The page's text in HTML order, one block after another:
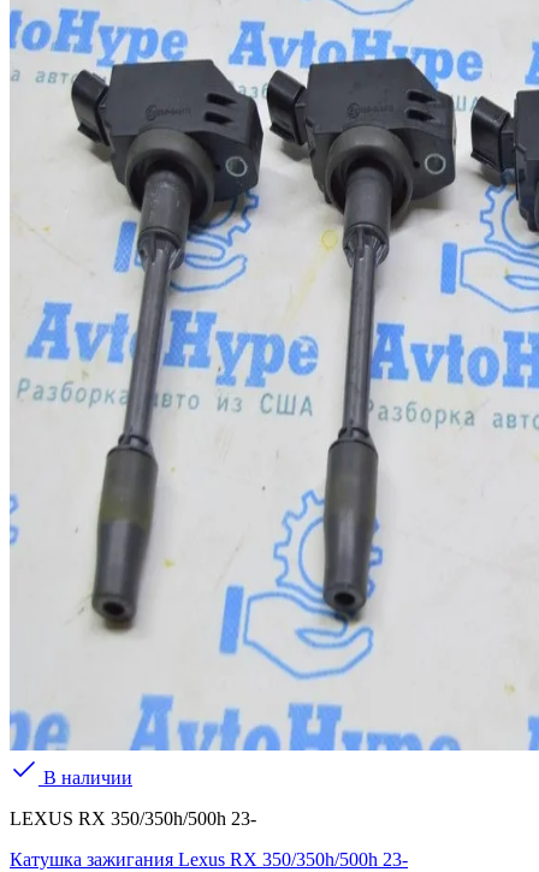
В наличии
LEXUS RX 350/350h/500h 23-
Катушка зажигания Lexus RX 350/350h/500h 23-